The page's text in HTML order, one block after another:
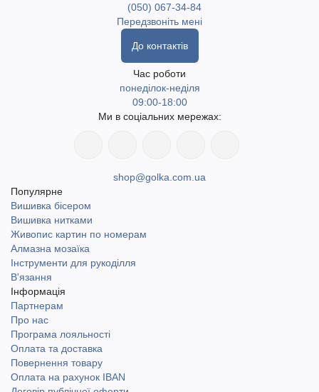
(050) 067-34-84
Передзвоніть мені
До контактів
Час роботи
понеділок-неділя
09:00-18:00
Ми в соціальних мережах:
shop@golka.com.ua
Популярне
Вишивка бісером
Вишивка нитками
Живопис картин по номерам
Алмазна мозаїка
Інструменти для рукоділля
В'язання
Інформація
Партнерам
Про нас
Програма лояльності
Оплата та доставка
Повернення товару
Оплата на рахунок IBAN